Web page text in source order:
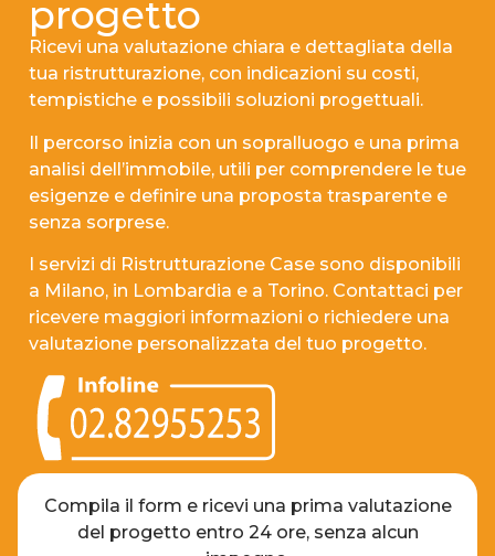
progetto
Ricevi una valutazione chiara e dettagliata della
tua ristrutturazione, con indicazioni su costi,
tempistiche e possibili soluzioni progettuali.
Il percorso inizia con un sopralluogo e una prima
analisi dell’immobile, utili per comprendere le tue
esigenze e definire una proposta trasparente e
senza sorprese.
I servizi di Ristrutturazione Case sono disponibili
a Milano, in Lombardia e a Torino. Contattaci per
ricevere maggiori informazioni o richiedere una
valutazione personalizzata del tuo progetto.
Compila il form e ricevi una prima valutazione
del progetto entro 24 ore, senza alcun